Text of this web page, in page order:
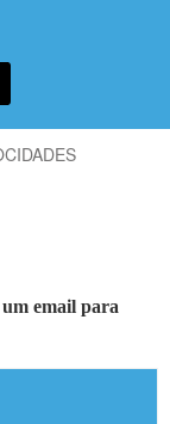
email para